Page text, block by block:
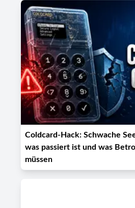
Coldcard-Hack: Schwache
was passiert ist und was
müssen